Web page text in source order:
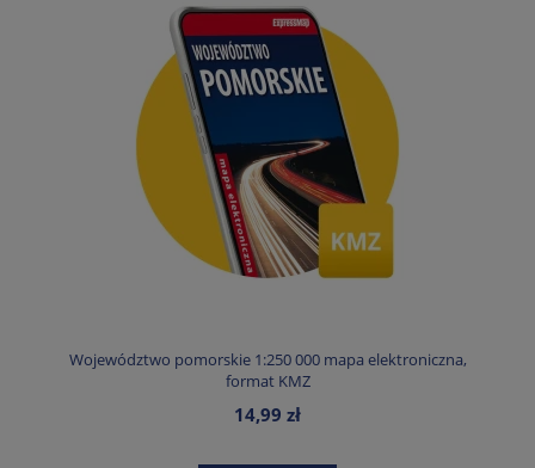
Województwo pomorskie 1:250 000 mapa elektroniczna,
format KMZ
14,99 zł